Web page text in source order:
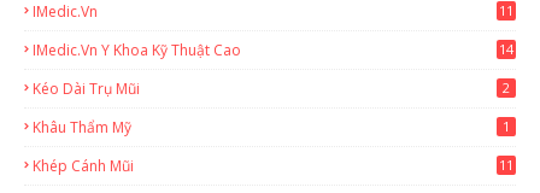
IMedic.vn
11
IMedic.vn Y Khoa Kỹ Thuật Cao 14
Kéo Dài Trụ Mũi 2
Khâu Thẩm Mỹ 1
Khép Cánh Mũi 11